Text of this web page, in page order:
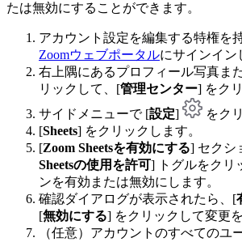
たは無効にすることができます。
アカウント設定を編集する特権を
Zoomウェブポータルにサインイン
右上隅にあるプロフィール写真ま
リックして、[管理センター] をク
サイドメニューで [設定]
をク
[Sheets] をクリックします。
[Zoom Sheetsを有効にする] セクシ
Sheetsの使用を許可] トグルをクリ
ンを有効または無効にします。
確認ダイアログが表示されたら、[
[無効にする] をクリックして変更
（任意）アカウントのすべてのユ